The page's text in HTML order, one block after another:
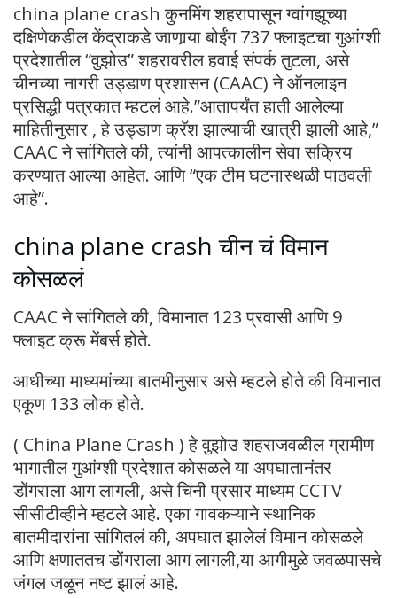
china plane crash कुनमिंग शहरापासून ग्वांगझूच्या
दक्षिणेकडील केंद्राकडे जाणार्‍या बोईंग 737 फ्लाइटचा गुआंग्शी
प्रदेशातील “वुझोउ” शहरावरील हवाई संपर्क तुटला, असे
चीनच्या नागरी उड्डाण प्रशासन (CAAC) ने ऑनलाइन
प्रसिद्धी पत्रकात म्हटलं आहे.”आतापर्यंत हाती आलेल्या
माहितीनुसार , हे उड्डाण क्रॅश झाल्याची खात्री झाली आहे,”
CAAC ने सांगितले की, त्यांनी आपत्कालीन सेवा सक्रिय
करण्यात आल्या आहेत. आणि “एक टीम घटनास्थळी पाठवली
आहे”.
china plane crash चीन चं विमान
कोसळलं
CAAC ने सांगितले की, विमानात 123 प्रवासी आणि 9
फ्लाइट क्रू मेंबर्स होते.
आधीच्या माध्यमांच्या बातमीनुसार असे म्हटले होते की विमानात
एकूण 133 लोक होते.
( China Plane Crash ) हे वुझोउ शहराजवळील ग्रामीण
भागातील गुआंग्शी प्रदेशात कोसळले या अपघातानंतर
डोंगराला आग लागली, असे चिनी प्रसार माध्यम CCTV
सीसीटीव्हीने म्हटले आहे. एका गावकऱ्याने स्थानिक
बातमीदारांना सांगितलं की, अपघात झालेलं विमान कोसळले
आणि क्षणाततच डोंगराला आग लागली,या आगीमुळे जवळपासचे
जंगल जळून नष्ट झालं आहे.